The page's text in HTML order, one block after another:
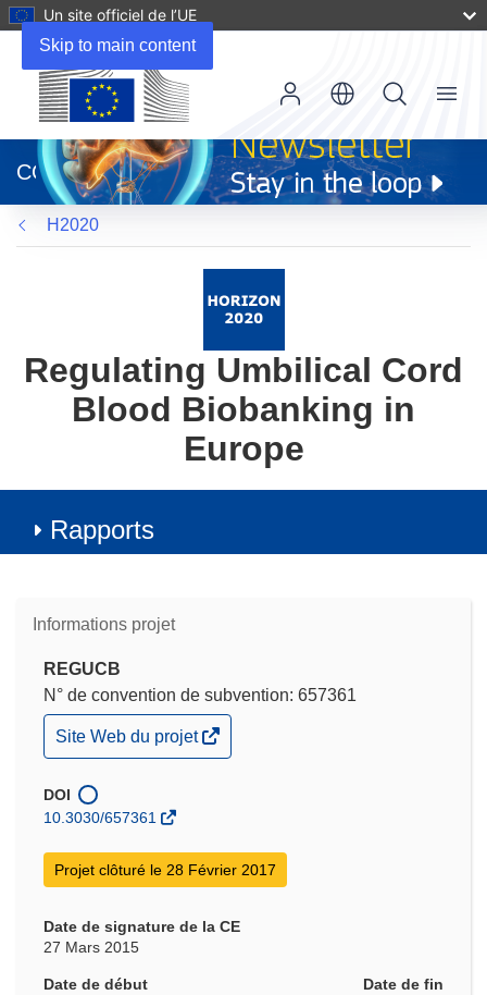
Skip to main content
Un site officiel de l’UE
dans
une
nouvelle
fenêtre)
CORDIS
Menu
H2020
Regulating Umbilical Cord
Blood Biobanking in
Europe
Rapports
Informations projet
REGUCB
N° de convention de subvention: 657361
(s’ouvre
dans
nouvelle
fenêtre)
Site Web du projet
DOI
10.3030/657361
Projet clôturé le 28 Février 2017
Date de signature de la CE
27 Mars 2015
Date de début
Date de fin